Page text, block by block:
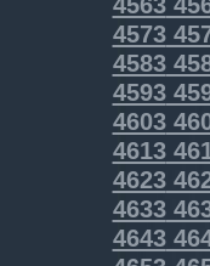
4573
4583
4593
4603
4613
4623
4633
4643